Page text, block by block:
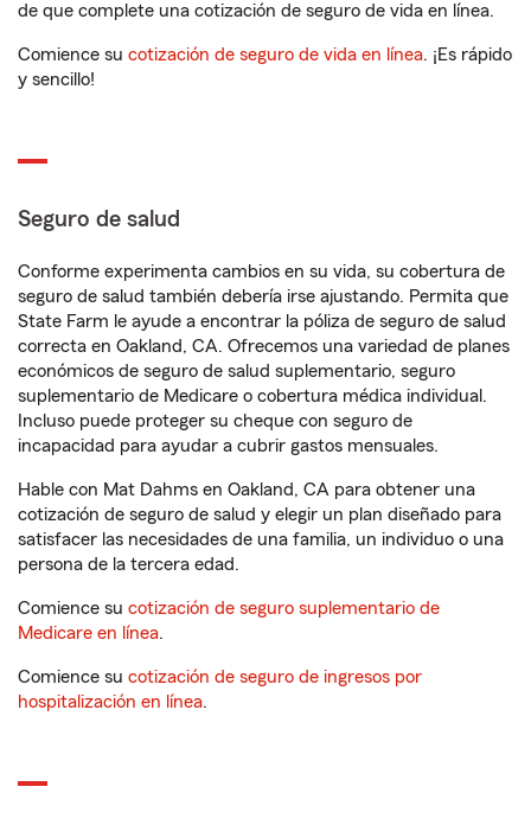
de que complete una cotización de seguro de vida en línea.
Comience su cotización de seguro de vida en línea. ¡Es rápido
y sencillo!
Seguro de salud
Conforme experimenta cambios en su vida, su cobertura de
seguro de salud también debería irse ajustando. Permita que
State Farm le ayude a encontrar la póliza de seguro de salud
correcta en Oakland, CA. Ofrecemos una variedad de planes
económicos de seguro de salud suplementario, seguro
suplementario de Medicare o cobertura médica individual.
Incluso puede proteger su cheque con seguro de
incapacidad para ayudar a cubrir gastos mensuales.
Hable con Mat Dahms en Oakland, CA para obtener una
cotización de seguro de salud y elegir un plan diseñado para
satisfacer las necesidades de una familia, un individuo o una
persona de la tercera edad.
Comience su cotización de seguro suplementario de
Medicare en línea.
Comience su cotización de seguro de ingresos por
hospitalización en línea.